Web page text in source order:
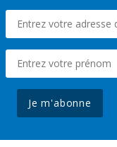
Je m'abonne